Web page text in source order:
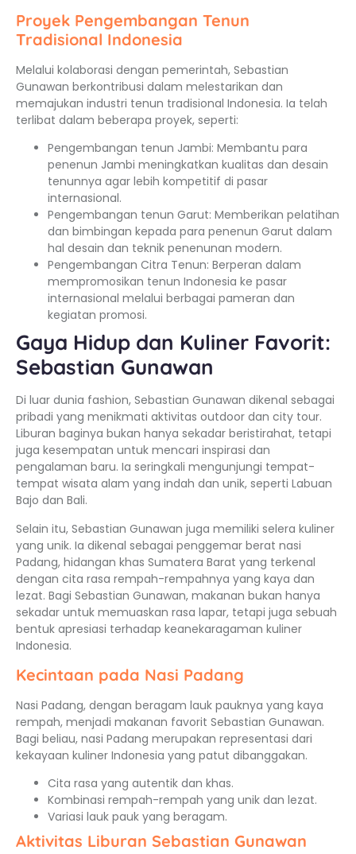
Proyek Pengembangan Tenun
Tradisional Indonesia
Melalui kolaborasi dengan pemerintah, Sebastian
Gunawan berkontribusi dalam melestarikan dan
memajukan industri tenun tradisional Indonesia. Ia telah
terlibat dalam beberapa proyek, seperti:
Pengembangan tenun Jambi: Membantu para
penenun Jambi meningkatkan kualitas dan desain
tenunnya agar lebih kompetitif di pasar
internasional.
Pengembangan tenun Garut: Memberikan pelatihan
dan bimbingan kepada para penenun Garut dalam
hal desain dan teknik penenunan modern.
Pengembangan Citra Tenun: Berperan dalam
mempromosikan tenun Indonesia ke pasar
internasional melalui berbagai pameran dan
kegiatan promosi.
Gaya Hidup dan Kuliner Favorit:
Sebastian Gunawan
Di luar dunia fashion, Sebastian Gunawan dikenal sebagai
pribadi yang menikmati aktivitas outdoor dan city tour.
Liburan baginya bukan hanya sekadar beristirahat, tetapi
juga kesempatan untuk mencari inspirasi dan
pengalaman baru. Ia seringkali mengunjungi tempat-
tempat wisata alam yang indah dan unik, seperti Labuan
Bajo dan Bali.
Selain itu, Sebastian Gunawan juga memiliki selera kuliner
yang unik. Ia dikenal sebagai penggemar berat nasi
Padang, hidangan khas Sumatera Barat yang terkenal
dengan cita rasa rempah-rempahnya yang kaya dan
lezat. Bagi Sebastian Gunawan, makanan bukan hanya
sekadar untuk memuaskan rasa lapar, tetapi juga sebuah
bentuk apresiasi terhadap keanekaragaman kuliner
Indonesia.
Kecintaan pada Nasi Padang
Nasi Padang, dengan beragam lauk pauknya yang kaya
rempah, menjadi makanan favorit Sebastian Gunawan.
Bagi beliau, nasi Padang merupakan representasi dari
kekayaan kuliner Indonesia yang patut dibanggakan.
Cita rasa yang autentik dan khas.
Kombinasi rempah-rempah yang unik dan lezat.
Variasi lauk pauk yang beragam.
Aktivitas Liburan Sebastian Gunawan